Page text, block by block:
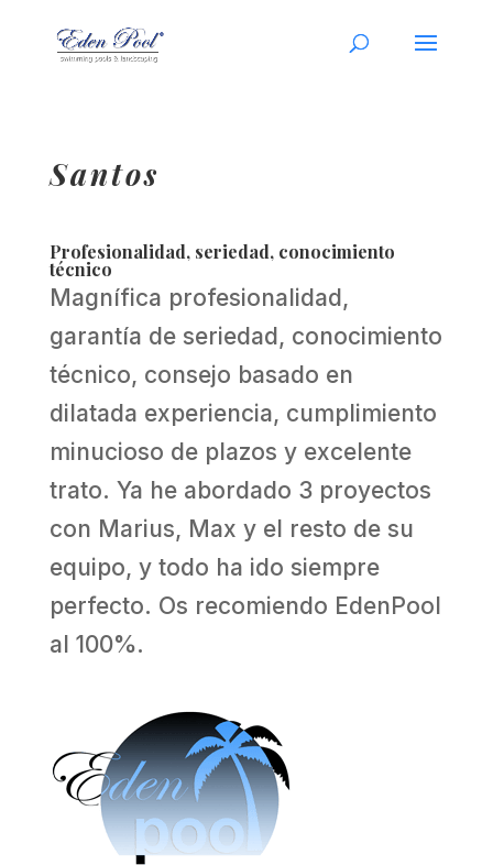
Santos
Profesionalidad, seriedad, conocimiento
técnico
Magnífica profesionalidad,
garantía de seriedad, conocimiento
técnico, consejo basado en
dilatada experiencia, cumplimiento
minucioso de plazos y excelente
trato. Ya he abordado 3 proyectos
con Marius, Max y el resto de su
equipo, y todo ha ido siempre
perfecto. Os recomiendo EdenPool
al 100%.